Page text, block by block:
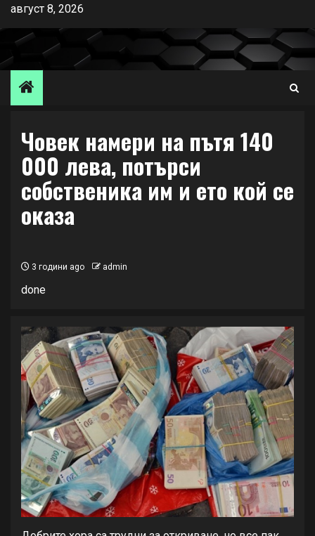
Skip
content
август 8, 2026
Човек намери на пътя 140
000 лева, потърси
собственика им и ето кой се
оказа
3 години ago admin
done